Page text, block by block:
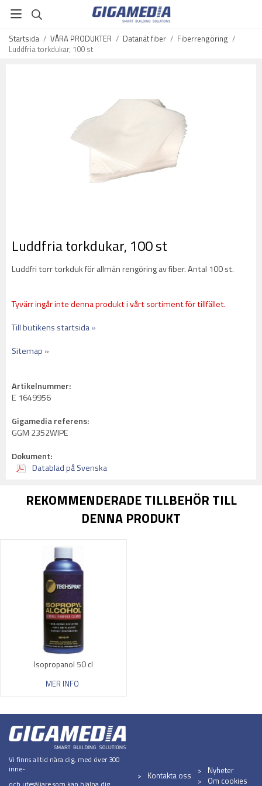
Startsida / VÅRA PRODUKTER / Datanät fiber / Fiberrengöring /
Luddfria torkdukar, 100 st
Luddfria torkdukar, 100 st
Luddfri torr torkduk för allmän rengöring av fiber. Antal 100 st.
Tyvärr ingår inte denna produkt i vårt sortiment för tillfället.
Till butikens startsida »
Sitemap »
Artikelnummer:
E 1649956
Gigamedia referens:
GGM 2352WIPE
Dokument:
Datablad på Svenska
REKOMMENDERADE TILLBEHÖR TILL
DENNA PRODUKT
Isopropanol 50 cl
MER INFO
Vi finns alltid nära dig, med över 300
inne-
och utesäljare som kan hjälpa dig.
Kontakta oss
Nyheter
Om cookies